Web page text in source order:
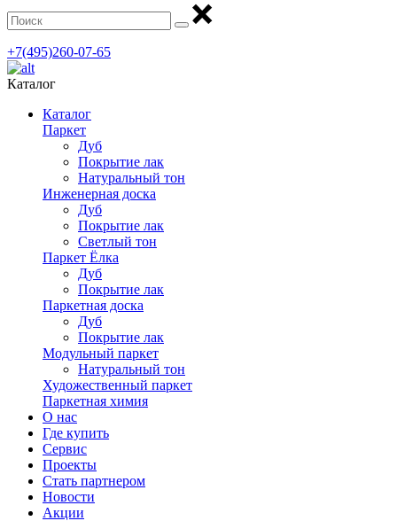
+7(495)260-07-65
Каталог
Каталог
Паркет
Дуб
Покрытие лак
Натуральный тон
Инженерная доска
Дуб
Покрытие лак
Светлый тон
Паркет Ёлка
Дуб
Покрытие лак
Паркетная доска
Дуб
Покрытие лак
Модульный паркет
Натуральный тон
Художественный паркет
Паркетная химия
О нас
Где купить
Сервис
Проекты
Стать партнером
Новости
Акции